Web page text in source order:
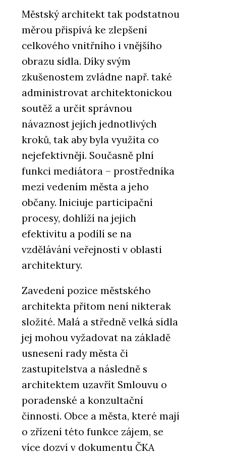
Městský architekt tak podstatnou
měrou přispívá ke zlepšení
celkového vnitřního i vnějšího
obrazu sídla. Díky svým
zkušenostem zvládne např. také
administrovat architektonickou
soutěž a určit správnou
návaznost jejích jednotlivých
kroků, tak aby byla využita co
nejefektivněji. Současně plní
funkci mediátora – prostředníka
mezi vedením města a jeho
občany. Iniciuje participační
procesy, dohlíží na jejich
efektivitu a podílí se na
vzdělávání veřejnosti v oblasti
architektury.
Zavedení pozice městského
architekta přitom není nikterak
složité. Malá a středně velká sídla
jej mohou vyžadovat na základě
usnesení rady města či
zastupitelstva a následně s
architektem uzavřít Smlouvu o
poradenské a konzultační
činnosti. Obce a města, které mají
o zřízení této funkce zájem, se
více dozví v dokumentu ČKA